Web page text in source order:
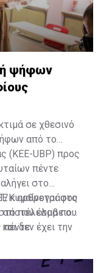
ψήφων
σε χθεσινό
από το
(KEE-UBP) προς
πέντε
στο
κυμαίνεται στο
αποτέλεσμα που
δεν έχει την
Κ αρθρογράφος
που έλαβε ο
πέντε
ότι